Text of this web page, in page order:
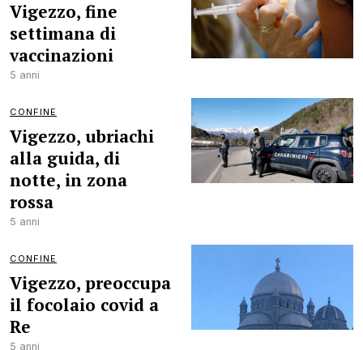
Vigezzo, fine
settimana di
vaccinazioni
5 anni
CONFINE
Vigezzo, ubriachi
alla guida, di
notte, in zona
rossa
5 anni
CONFINE
Vigezzo, preoccupa
il focolaio covid a
Re
5 anni